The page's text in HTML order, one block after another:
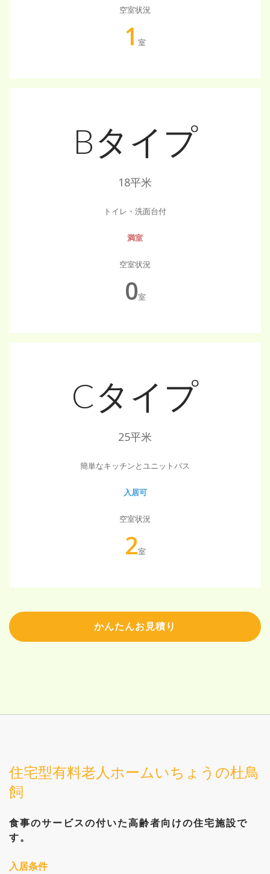
空室状況
1 室
Bタイプ
18平米
トイレ・洗面台付
満室
空室状況
0室
Cタイプ
25平米
簡単なキッチンとユニットバス
入居可
空室状況
2室
かんたんお見積り
住宅型有料老人ホームいちょうの杜鳥
飼
食事のサービスの付いた高齢者向けの住宅施設で
す。
入居条件